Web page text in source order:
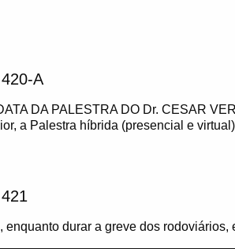
A
DA PALESTRA DO Dr. CESAR
a Palestra híbrida (presencial e
enquanto durar a greve dos